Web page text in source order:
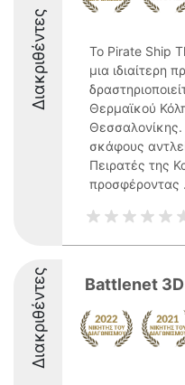
Διακριθέντες
Το Pirate Ship
μια ιδιαίτερη
Θερμαϊκού
Θεσσαλονίκης.
σκάφους
Πειρατές της
προσφέροντας
Διακριθέντες Battlenet